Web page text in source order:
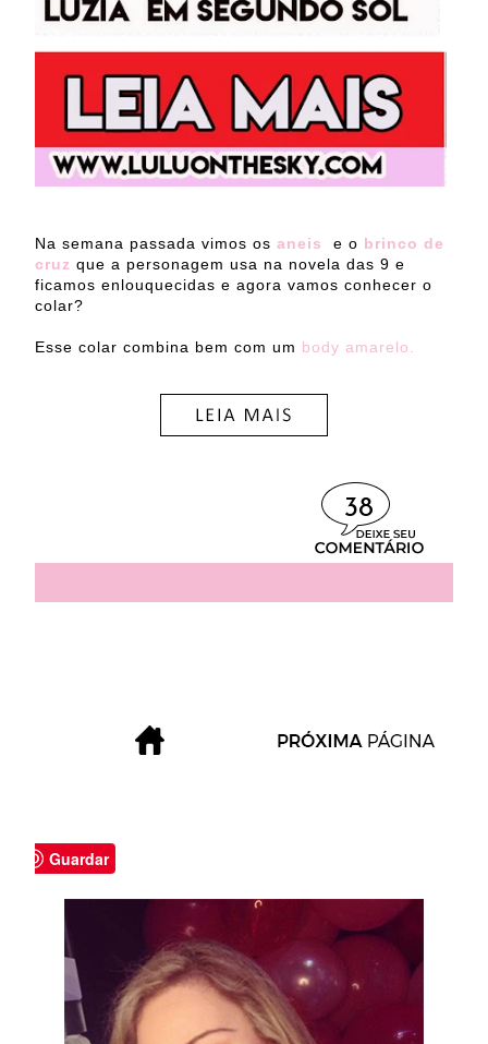
Na semana passada vimos os aneis e o brinco de
cruz que a personagem usa na novela das 9 e
ficamos enlouquecidas e agora vamos conhecer o
colar?
Esse colar combina bem com um body amarelo.
38
Guardar